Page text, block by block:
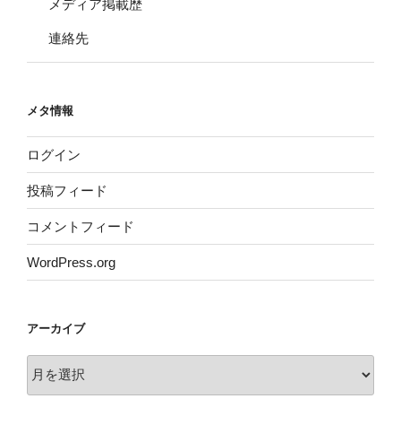
メディア掲載歴
連絡先
メタ情報
ログイン
投稿フィード
コメントフィード
WordPress.org
アーカイブ
ー